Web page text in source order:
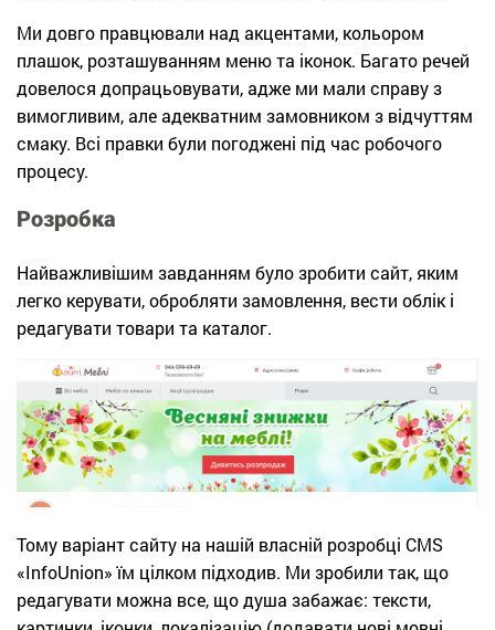
Ми довго правцювали над акцентами, кольором
плашок, розташуванням меню та іконок. Багато речей
довелося допрацьовувати, адже ми мали справу з
вимогливим, але адекватним замовником з відчуттям
смаку. Всі правки були погоджені під час робочого
процесу.
Розробка
Найважливішим завданням було зробити сайт, яким
легко керувати, обробляти замовлення, вести облік і
редагувати товари та каталог.
Тому варіант сайту на нашій власній розробці CMS
«InfoUnion» їм цілком підходив. Ми зробили так, що
редагувати можна все, що душа забажає: тексти,